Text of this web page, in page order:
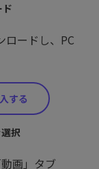
ロードし、PC
択
画」タブ